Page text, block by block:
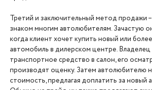
Третий и заключительный метод продажи
знаком многим автолюбителям. Зачастую
когда клиент хочет купить новый или
автомобиль в дилерском центре.
транспортное средство в салон, его
производят оценку. Затем автолюбителю
стоимость, предлагая доплатить за новый